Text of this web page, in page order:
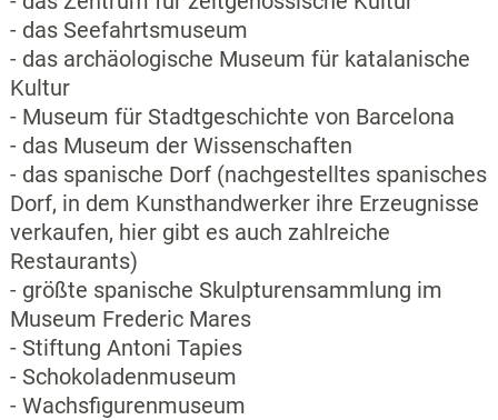
- das Seefahrtsmuseum
- das archäologische Museum für katalanische
Kultur
- Museum für Stadtgeschichte von Barcelona
- das Museum der Wissenschaften
- das spanische Dorf (nachgestelltes spanisches
Dorf, in dem Kunsthandwerker ihre Erzeugnisse
verkaufen, hier gibt es auch zahlreiche
Restaurants)
- größte spanische Skulpturensammlung im
Museum Frederic Mares
- Stiftung Antoni Tapies
- Schokoladenmuseum
- Wachsfigurenmuseum